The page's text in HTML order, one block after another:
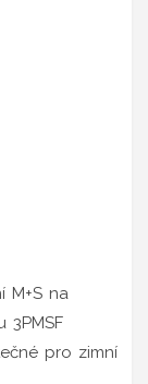
M+S na
3PMSF
pro zimní